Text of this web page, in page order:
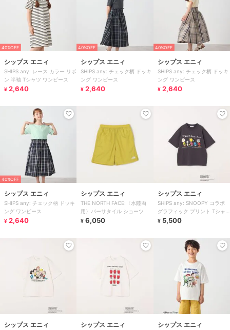
40%OFF
シップス エニィ
SHIPS any: レース カラー リボ
ン 半袖 Tシャツ ワンピース
¥ 2,640
40%OFF
シップス エニィ
SHIPS any: チェック柄 ドッキ
ング ワンピース
¥ 2,640
40%OFF
シップス エニィ
SHIPS any: チェック柄 ドッキ
ング ワンピース
¥ 2,640
40%OFF
シップス エニィ
SHIPS any: チェック柄 ドッキ
ング ワンピース
¥ 2,640
シップス エニィ
THE NORTH FACE:〈水陸両
用〉バーサタイル ショーツ
¥ 6,050
シップス エニィ
SHIPS any: SNOOPY コラボ
グラフィック プリント Tシャ
ツ◇
¥ 5,500
シップス エニィ シップス エニィ シップス エニィ